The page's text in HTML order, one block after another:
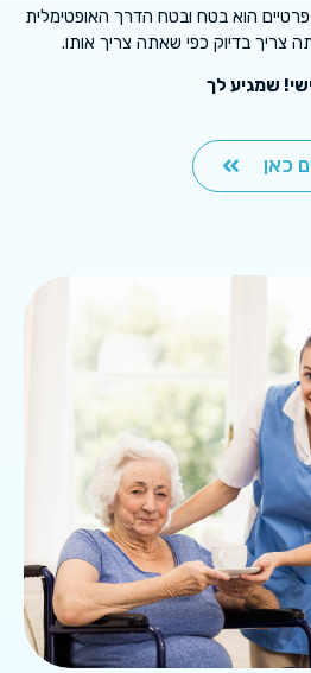
הוא בטח ובטח הדרך האופטימלית
צריך בדיוק כפי שאתה צריך אותו.
שמגיע לך
כאן